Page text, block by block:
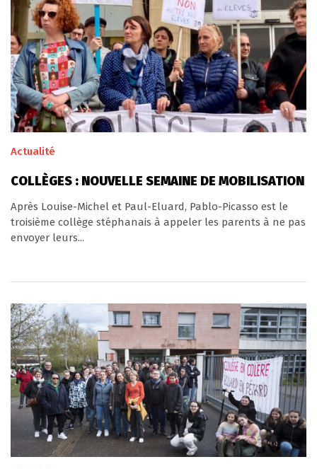
Actualité
COLLÈGES : NOUVELLE SEMAINE DE MOBILISATION
Après Louise-Michel et Paul-Eluard, Pablo-Picasso est le
troisième collège stéphanais à appeler les parents à ne pas
envoyer leurs...